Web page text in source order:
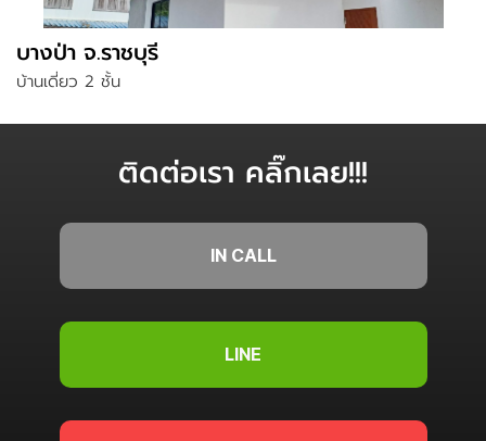
บางป่า จ.ราชบุรี
บ้านเดี่ยว 2 ชั้น
ติดต่อเรา คลิ๊กเลย!!!
IN CALL
LINE